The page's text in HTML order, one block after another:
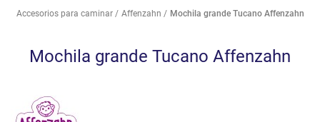
Accesorios para caminar Affenzahn Mochila grande Tucano Affenzahn
Mochila grande Tucano Affenzahn